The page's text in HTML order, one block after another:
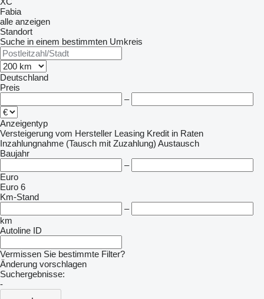
Fabia
alle anzeigen
Standort
Suche in einem bestimmten Umkreis
Deutschland
Preis
–
Anzeigentyp
Versteigerung vom Hersteller Leasing Kredit in Raten
Inzahlungnahme (Tausch mit Zuzahlung) Austausch
Baujahr
–
Euro
Euro 6
Km-Stand
–
km
Autoline ID
Vermissen Sie bestimmte Filter?
Änderung vorschlagen
Suchergebnisse:
-